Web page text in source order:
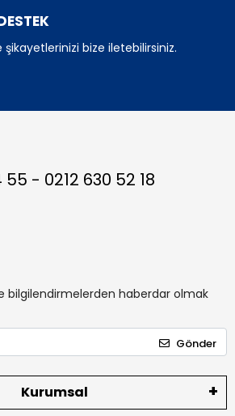
şikayetlerinizi bize iletebilirsiniz.
55 - 0212 630 52 18
bilgilendirmelerden haberdar olmak
Gönder
Kurumsal